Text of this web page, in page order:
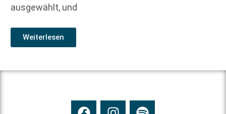
ausgewählt, und
Weiterlesen